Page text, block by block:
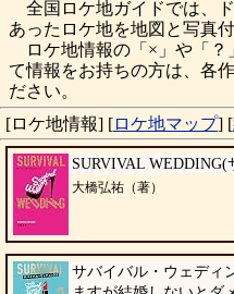
全国ロケ地ガイドでは、
あったロケ地を地図と写真
ロケ地情報の「×」や「？
て情報をお持ちの方は、各
ださい。
[ロケ地情報] [ロケ地マップ] [
SURVIVAL
大橋弘祐（著）
サバイバル・ウェディ